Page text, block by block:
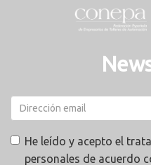
He leído y acepto el
personales de acuerdo